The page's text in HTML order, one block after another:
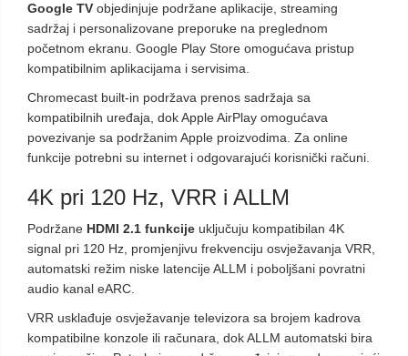
Google TV objedinjuje podržane aplikacije, streaming
sadržaj i personalizovane preporuke na preglednom
početnom ekranu. Google Play Store omogućava pristup
kompatibilnim aplikacijama i servisima.
Chromecast built-in podržava prenos sadržaja sa
kompatibilnih uređaja, dok Apple AirPlay omogućava
povezivanje sa podržanim Apple proizvodima. Za online
funkcije potrebni su internet i odgovarajući korisnički računi.
4K pri 120 Hz, VRR i ALLM
Podržane HDMI 2.1 funkcije uključuju kompatibilan 4K
signal pri 120 Hz, promjenjivu frekvenciju osvježavanja VRR,
automatski režim niske latencije ALLM i poboljšani povratni
audio kanal eARC.
VRR usklađuje osvježavanje televizora sa brojem kadrova
kompatibilne konzole ili računara, dok ALLM automatski bira